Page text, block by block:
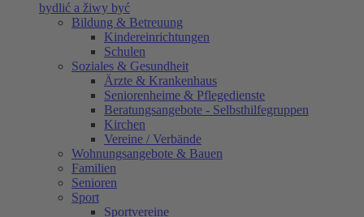
bydlić a žiwy być
Bildung & Betreuung
Kindereinrichtungen
Schulen
Soziales & Gesundheit
Ärzte & Krankenhaus
Seniorenheime & Pflegedienste
Beratungsangebote - Selbsthilfegruppen
Kirchen
Vereine / Verbände
Wohnungsangebote & Bauen
Familien
Senioren
Sport
Sportvereine